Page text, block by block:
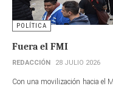
POLÍTICA
Fuera el FMI
REDACCIÓN 28 JULIO 2026
Con una movilización hacia el